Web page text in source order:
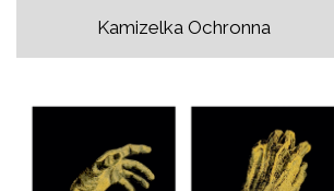
Kamizelka Ochronna